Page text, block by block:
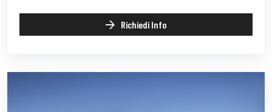
Richiedi Info